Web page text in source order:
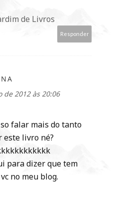
de Livros
Responder
de 2012 às 20:06
falar mais do tanto
este livro né?
para dizer que tem
no meu blog.